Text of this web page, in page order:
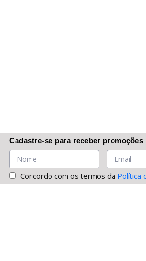
Cadastre-se para receber promoções
Concordo com os termos da Política